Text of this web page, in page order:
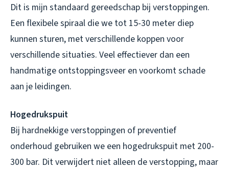
Dit is mijn standaard gereedschap bij verstoppingen.
Een flexibele spiraal die we tot 15-30 meter diep
kunnen sturen, met verschillende koppen voor
verschillende situaties. Veel effectiever dan een
handmatige ontstoppingsveer en voorkomt schade
aan je leidingen.
Hogedrukspuit
Bij hardnekkige verstoppingen of preventief
onderhoud gebruiken we een hogedrukspuit met 200-
300 bar. Dit verwijdert niet alleen de verstopping, maar